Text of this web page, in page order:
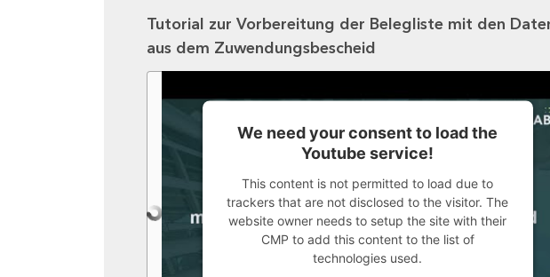
Tutorial zur Vorbereitung der Belegliste mit den
aus dem Zuwendungsbescheid
We need your consent to load the
Youtube service!
This content is not permitted to load due to
trackers that are not disclosed to the visitor. The
website owner needs to setup the site with their
CMP to add this content to the list of
technologies used.